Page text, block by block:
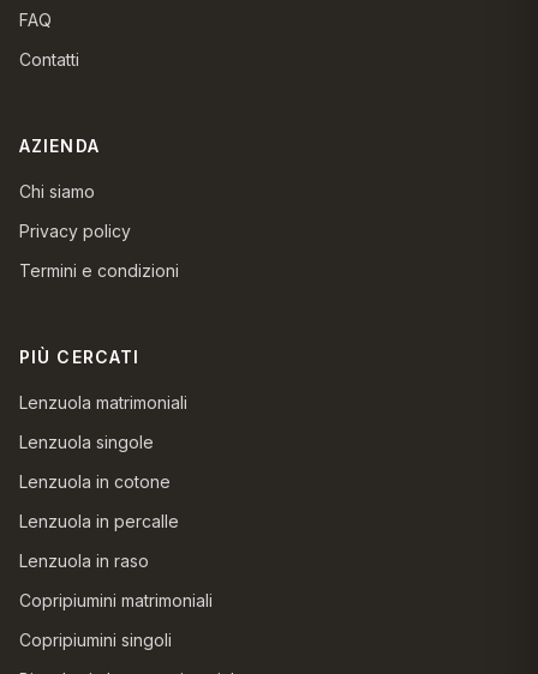
FAQ
Contatti
AZIENDA
Chi siamo
Privacy policy
Termini e condizioni
PIÙ CERCATI
Lenzuola matrimoniali
Lenzuola singole
Lenzuola in cotone
Lenzuola in percalle
Lenzuola in raso
Copripiumini matrimoniali
Copripiumini singoli